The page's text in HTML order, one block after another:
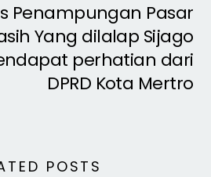
Penampungan Pasar
Yang dilalap Sijago
perhatian dari
DPRD Kota Mertro
POSTS